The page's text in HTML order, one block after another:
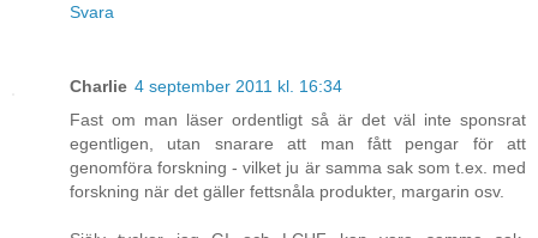
Svara
Charlie 4 september 2011 kl. 16:34
Fast om man läser ordentligt så är det väl inte sponsrat
egentligen, utan snarare att man fått pengar för att
genomföra forskning - vilket ju är samma sak som t.ex. med
forskning när det gäller fettsnåla produkter, margarin osv.